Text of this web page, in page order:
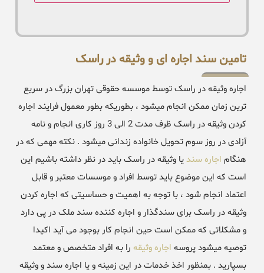
تامین سند اجاره ای و وثیقه در راسک
اجاره وثیقه در راسک توسط موسسه حقوقی تهران بزرگ در سریع
ترین زمان ممکن انجام میشود ، بطوریکه بطور معمول فرایند اجاره
کردن وثیقه در راسک ظرف مدت 2 الی 3 روز کاری انجام و نامه
آزادی در روز سوم تحویل خانواده زندانی میشود . نکته مهمی که در
هنگام اجاره سندیا وثیقه در راسک باید در نظر داشته باشیم این
است که این موضوع باید توسط افراد و موسسات معتبر و قابل
اعتماد انجام شود ، با توجه به اهمیت و حساسیتی که اجاره کردن
وثیقه در راسک برای سندگذار و اجاره کننده سند ملک در پی دارد
و مشکلاتی که ممکن است حین انجام کار بوجود می آید اکیدا
توصیه میشود پروسه اجاره وثیقه را به افراد متخصص و معتمد
بسپارید . بمنظور اخذ خدمات در این زمینه و یا اجاره سند و وثیقه